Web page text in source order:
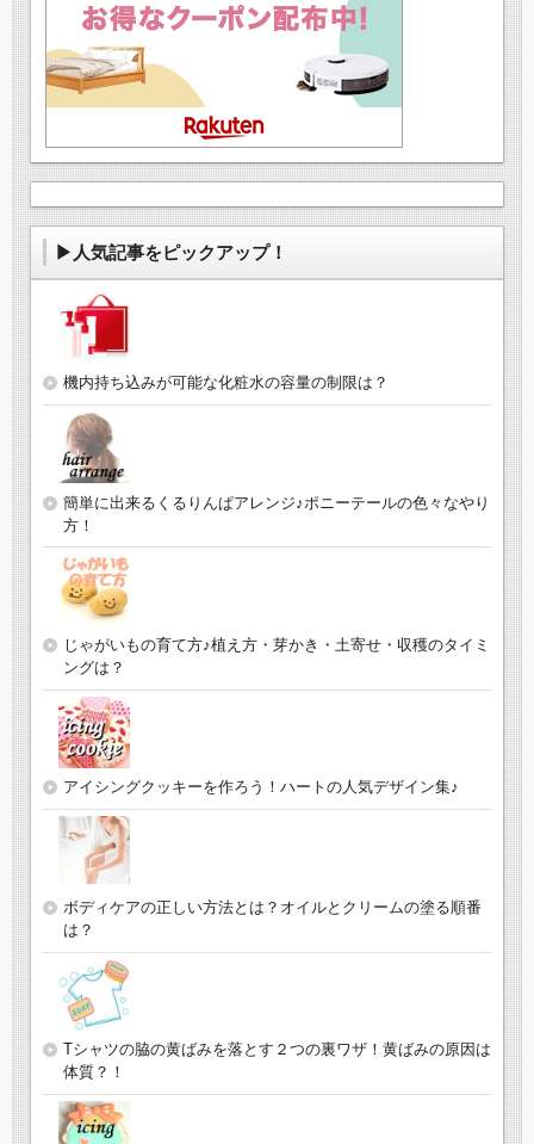
▶人気記事をピックアップ！
機内持ち込みが可能な化粧水の容量の制限は？
簡単に出来るくるりんぱアレンジ♪ポニーテールの色々なやり
方！
じゃがいもの育て方♪植え方・芽かき・土寄せ・収穫のタイミ
ングは？
アイシングクッキーを作ろう！ハートの人気デザイン集♪
ボディケアの正しい方法とは？オイルとクリームの塗る順番
は？
Tシャツの脇の黄ばみを落とす２つの裏ワザ！黄ばみの原因は
体質？！